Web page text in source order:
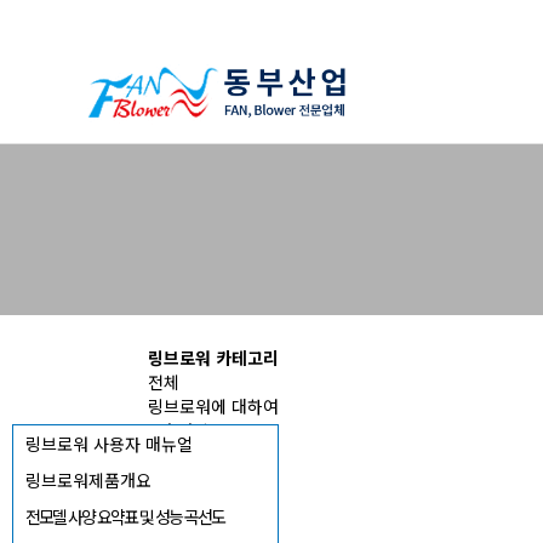
하위분류 하위분류 하위분류
링브로워 사용자 매뉴얼
링브로워제품개요
전모델 사양 요약표 및 성능 곡선도
링브로워 카테고리
전체
링브로워에 대하여
1단 단상
2단 단상
1단 3상
2단 3상
3단 3상